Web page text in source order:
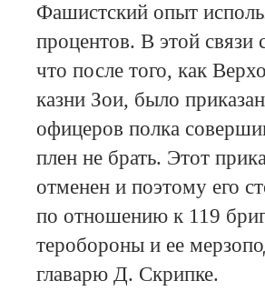
Фашистский опыт
процентов. В этой связи
что после того, как
казни Зои, было
офицеров полка
плен не брать. Этот
отменен и поэтому его
по отношению к 119
теробороны и ее
главарю Д. Скрипке.